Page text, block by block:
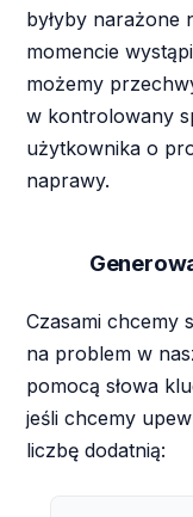
byłyby narażone
momencie
możemy
w kontrolowany
użytkownika o
naprawy.
Czasami chcemy
na problem w
pomocą słowa
jeśli chcemy
liczbę dodatnią: